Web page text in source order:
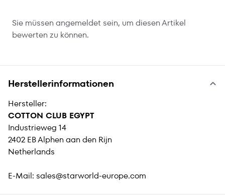
Sie müssen angemeldet sein, um diesen Artikel
bewerten zu können.
Herstellerinformationen
Hersteller:
COTTON CLUB EGYPT
Industrieweg 14
2402 EB Alphen aan den Rijn
Netherlands
E-Mail: sales@starworld-europe.com